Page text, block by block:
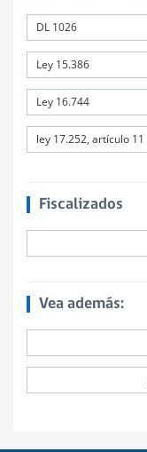
DL 1026
Ley 15.386
Ley 16.744
ley 17.252, artículo 11
Fiscalizados
Vea además: